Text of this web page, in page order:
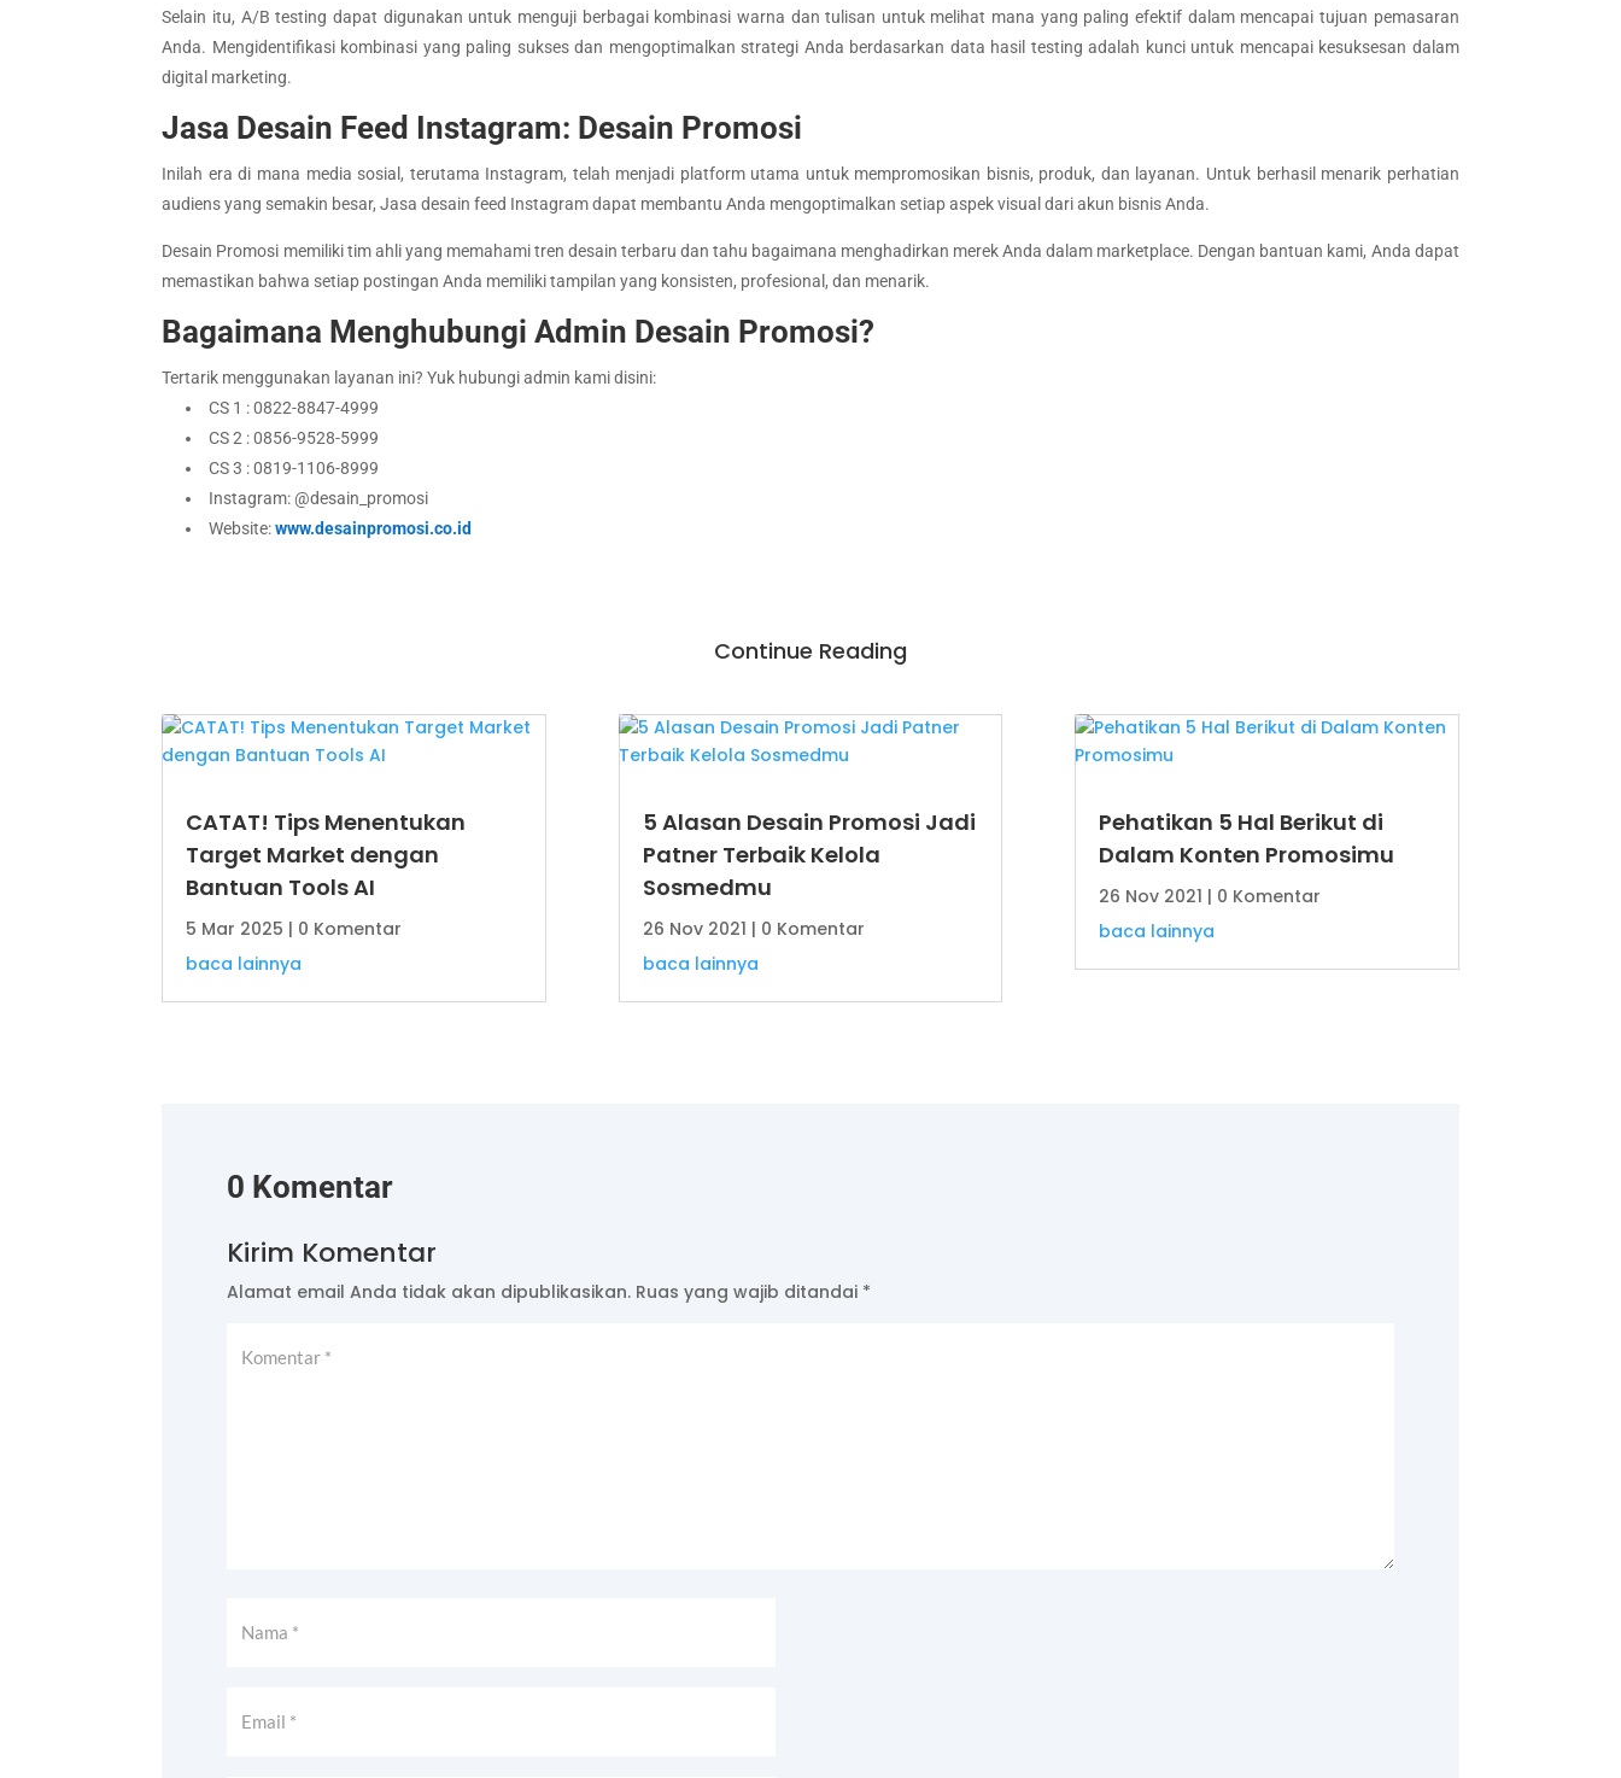
Selain itu, A/B testing dapat digunakan untuk menguji berbagai kombinasi warna dan tulisan untuk melihat mana yang paling efektif dalam mencapai tujuan pemasaran
Anda. Mengidentifikasi kombinasi yang paling sukses dan mengoptimalkan strategi Anda berdasarkan data hasil testing adalah kunci untuk mencapai kesuksesan dalam
digital marketing.
Jasa Desain Feed Instagram: Desain Promosi
Inilah era di mana media sosial, terutama Instagram, telah menjadi platform utama untuk mempromosikan bisnis, produk, dan layanan. Untuk berhasil menarik perhatian
audiens yang semakin besar, Jasa desain feed Instagram dapat membantu Anda mengoptimalkan setiap aspek visual dari akun bisnis Anda.
Desain Promosi memiliki tim ahli yang memahami tren desain terbaru dan tahu bagaimana menghadirkan merek Anda dalam marketplace. Dengan bantuan kami, Anda dapat
memastikan bahwa setiap postingan Anda memiliki tampilan yang konsisten, profesional, dan menarik.
Bagaimana Menghubungi Admin Desain Promosi?
Tertarik menggunakan layanan ini? Yuk hubungi admin kami disini:
CS 1 : 0822-8847-4999
CS 2 : 0856-9528-5999
CS 3 : 0819-1106-8999
Instagram: @desain_promosi
Website:www.desainpromosi.co.id
Continue Reading
CATAT! Tips Menentukan
Target Market dengan
Bantuan Tools AI
5 Mar 2025 | 0 Komentar
baca lainnya
5 Alasan Desain Promosi Jadi
Patner Terbaik Kelola
Sosmedmu
26 Nov 2021 | 0 Komentar
baca lainnya
Pehatikan 5 Hal Berikut di
Dalam Konten Promosimu
26 Nov 2021 | 0 Komentar
baca lainnya
0 Komentar
Kirim Komentar
Alamat email Anda tidak akan dipublikasikan. Ruas yang wajib ditandai *